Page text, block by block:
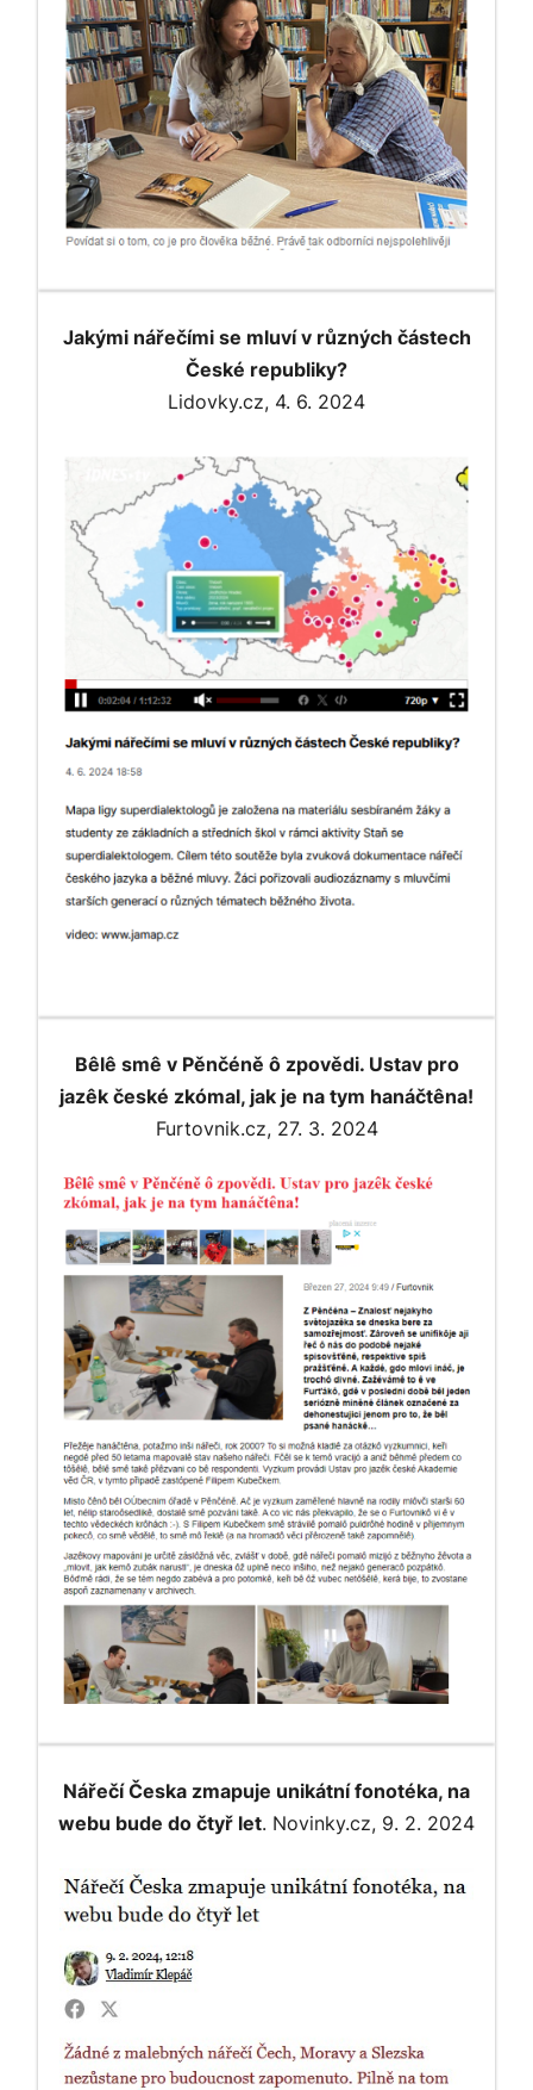
Jakými nářečími se mluví v různých částech
České republiky?
Lidovky.cz, 4. 6. 2024
Bêlê smê v Pěnčéně ô zpovědi. Ustav pro
jazêk české zkómal, jak je na tym hanáčtêna!
Furtovnik.cz, 27. 3. 2024
Nářečí Česka zmapuje unikátní fonotéka, na
webu bude do čtyř let. Novinky.cz, 9. 2. 2024